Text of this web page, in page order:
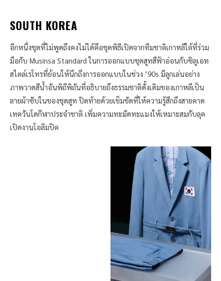
SOUTH KOREA
อีกหนึ่งชุดที่ไม่พูดถึงคงไม่ได้คือชุดพิธีเปิดจากทีมชาติเกาหลีใต้ที่ร่วม
มือกับ Musinsa Standard ในการออกแบบชุดสูทสีฟ้าอ่อนกับซิลูเอท
สไตล์เรโทรที่ย้อนให้นึกถึงการออกแบบในช่วง ’90s มีลูกเล่นอย่าง
ภาพวาดสีน้ำอันพิถีพิถันที่อธิบายถึงธรรมชาติดั้งเดิมของเกาหลีเป็น
ลายผ้าซับในของชุดสูท ปิดท้ายด้วยเข็มขัดที่ให้ความรู้สึกถึงสายคาด
เทควันโดกีฬาประจำชาติ เพิ่มความทะมัดทะแมงให้เหมาะสมกับลุค
เปิดงานโอลิมปิค